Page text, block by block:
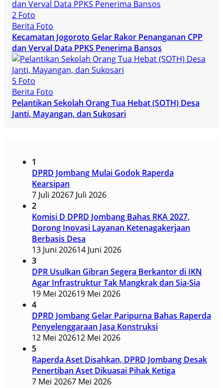
2 Foto
Berita Foto
Kecamatan Jogoroto Gelar Rakor Penanganan CPP
dan Verval Data PPKS Penerima Bansos
5 Foto
Berita Foto
Pelantikan Sekolah Orang Tua Hebat (SOTH) Desa
Janti, Mayangan, dan Sukosari
1
DPRD Jombang Mulai Godok Raperda
Kearsipan
7 Juli 20267 Juli 2026
2
Komisi D DPRD Jombang Bahas RKA 2027,
Dorong Inovasi Layanan Ketenagakerjaan
Berbasis Desa
13 Juni 202614 Juni 2026
3
DPR Usulkan Gibran Segera Berkantor di IKN
Agar Infrastruktur Tak Mangkrak dan Sia-Sia
19 Mei 202619 Mei 2026
4
DPRD Jombang Gelar Paripurna Bahas Raperda
Penyelenggaraan Jasa Konstruksi
12 Mei 202612 Mei 2026
5
Raperda Aset Disahkan, DPRD Jombang Desak
Penertiban Aset Dikuasai Pihak Ketiga
7 Mei 20267 Mei 2026